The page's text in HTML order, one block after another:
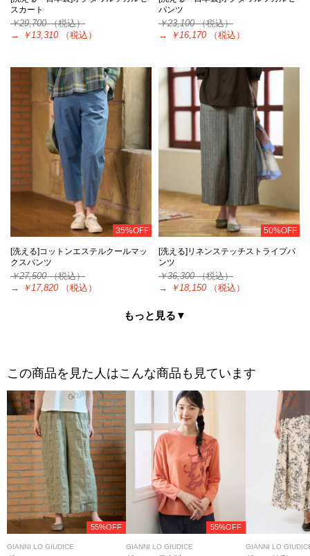
スカート
￥29,700（税込）
→
￥13,310 （税込）
パンツ
￥23,100（税込）
→
￥16,170 （税込）
35%OFF
[洗える]コットンエステルクールマッ
クスパンツ
￥27,500（税込）
→
￥17,820 （税込）
50%OFF
[洗える]リネンステッチストライプパ
ンツ
￥36,300（税込）
→
￥18,150 （税込）
もっと見る▼
この商品を見た人はこんな商品も見ています
55%OFF
GIANNI LO GIUDICE
55%OFF
GIANNI LO GIUDICE GIANNI LO